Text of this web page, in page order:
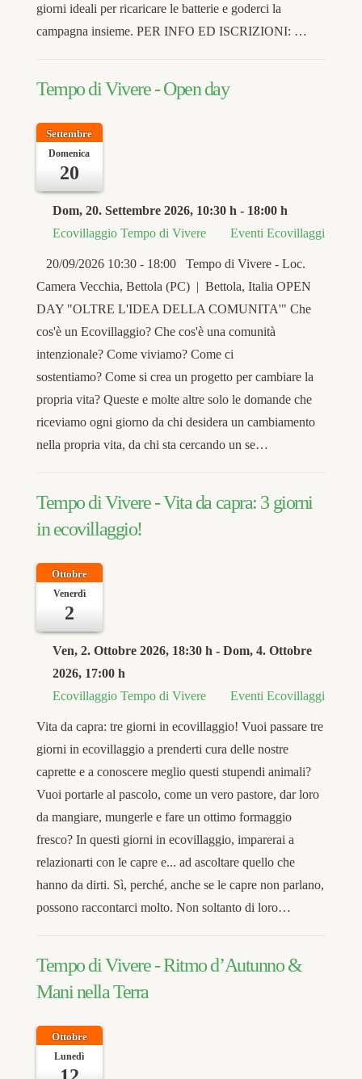
giorni ideali per ricaricare le batterie e goderci la
campagna insieme. PER INFO ED ISCRIZIONI: …
Tempo di Vivere - Open day
Settembre
Domenica
20
Dom, 20. Settembre 2026, 10:30 h - 18:00 h
Ecovillaggio Tempo di Vivere
Eventi Ecovillaggi
20/09/2026 10:30 - 18:00 Tempo di Vivere - Loc.
Camera Vecchia, Bettola (PC) | Bettola, Italia OPEN
DAY "OLTRE L'IDEA DELLA COMUNITA'" Che
cos'è un Ecovillaggio? Che cos'è una comunità
intenzionale? Come viviamo? Come ci
sostentiamo? Come si crea un progetto per cambiare la
propria vita? Queste e molte altre solo le domande che
riceviamo ogni giorno da chi desidera un cambiamento
nella propria vita, da chi sta cercando un se…
Tempo di Vivere - Vita da capra: 3 giorni
in ecovillaggio!
Ottobre
Venerdì
2
Ven, 2. Ottobre 2026, 18:30 h - Dom, 4. Ottobre
2026, 17:00 h
Ecovillaggio Tempo di Vivere
Eventi Ecovillaggi
Vita da capra: tre giorni in ecovillaggio! Vuoi passare tre
giorni in ecovillaggio a prenderti cura delle nostre
caprette e a conoscere meglio questi stupendi animali?
Vuoi portarle al pascolo, come un vero pastore, dar loro
da mangiare, mungerle e fare un ottimo formaggio
fresco? In questi giorni in ecovillaggio, imparerai a
relazionarti con le capre e... ad ascoltare quello che
hanno da dirti. Sì, perché, anche se le capre non parlano,
possono raccontarci molto. Non soltanto di loro…
Tempo di Vivere - Ritmo d’Autunno &
Mani nella Terra
Ottobre
Lunedì